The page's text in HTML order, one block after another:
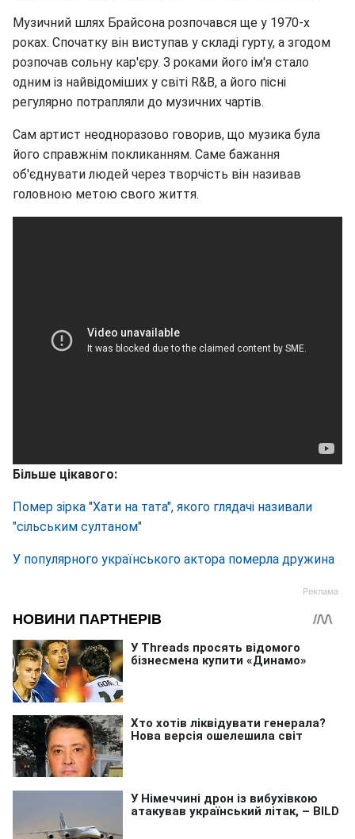
Музичний шлях Брайсона розпочався ще у 1970-х
роках. Спочатку він виступав у складі гурту, а згодом
розпочав сольну кар'єру. З роками його ім'я стало
одним із найвідоміших у світі R&B, а його пісні
регулярно потрапляли до музичних чартів.
Сам артист неодноразово говорив, що музика була
його справжнім покликанням. Саме бажання
об'єднувати людей через творчість він називав
головною метою свого життя.
Більше цікавого:
Помер зірка "Хати на тата", якого глядачі називали
"сільським султаном"
У популярного українського актора померла дружина